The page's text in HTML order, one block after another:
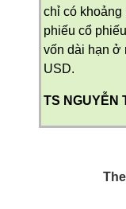
chỉ có khoảng
phiếu cổ
vốn dài hạn ở
USD.
TS NGUYỄN